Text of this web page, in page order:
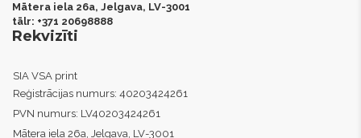
Mātera iela 26a, Jelgava, LV-3001
tālr: +371 20698888
Rekvizīti
SIA VSA print
Reģistrācijas numurs: 40203424261
PVN numurs: LV40203424261
Mātera iela 26a, Jelgava, LV-3001